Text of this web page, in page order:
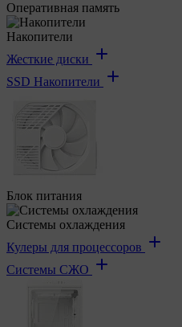
Оперативная память
Накопители
Жесткие диски
SSD Накопители
Блок питания
Системы охлаждения
Кулеры для процессоров
Системы СЖО